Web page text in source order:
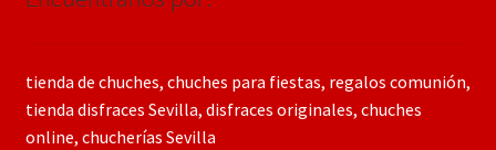
tienda de chuches, chuches para fiestas, regalos comunión,
tienda disfraces Sevilla, disfraces originales, chuches
online, chucherías Sevilla